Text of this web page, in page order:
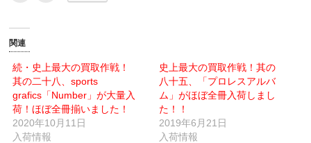
て
メ
ー
ル
で
送
信
(新
し
い
ウ
し
い
ウ
ィ
ン
ド
ウ
で
開
関連
続・史上最大の買取作戦！
其の二十八、sports
grafics「Number」が大量入
荷！ほぼ全冊揃いました！
2020年10月11日
入荷情報
史上最大の買取作戦！其の
八十五、「プロレスアルバ
ム」がほぼ全冊入荷しまし
た！！
2019年6月21日
入荷情報